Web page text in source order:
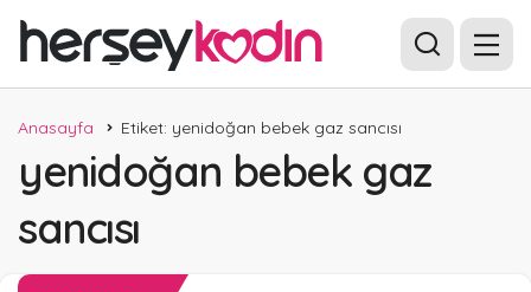
Anasayfa Etiket: yenidoğan bebek gaz sancısı
yenidoğan bebek gaz
sancısı